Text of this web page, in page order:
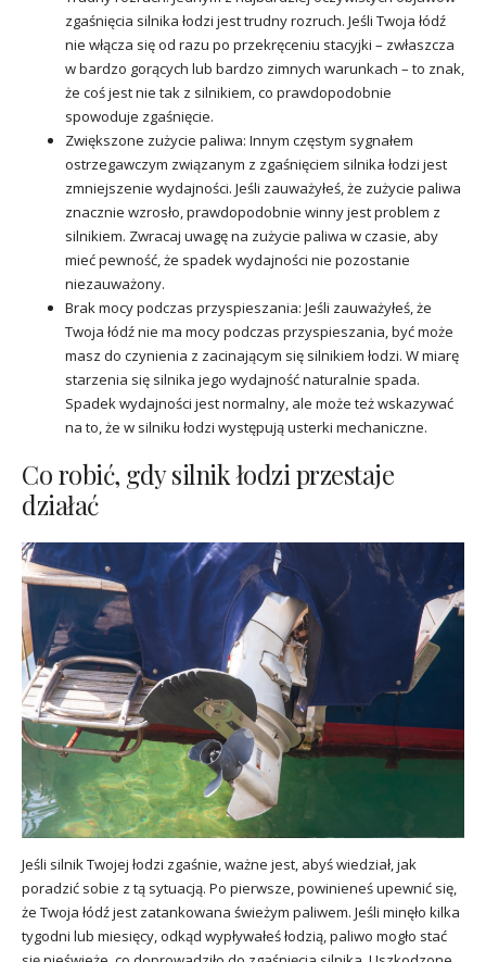
zgaśnięcia silnika łodzi jest trudny rozruch. Jeśli Twoja łódź
nie włącza się od razu po przekręceniu stacyjki – zwłaszcza
w bardzo gorących lub bardzo zimnych warunkach – to znak,
że coś jest nie tak z silnikiem, co prawdopodobnie
spowoduje zgaśnięcie.
Zwiększone zużycie paliwa: Innym częstym sygnałem
ostrzegawczym związanym z zgaśnięciem silnika łodzi jest
zmniejszenie wydajności. Jeśli zauważyłeś, że zużycie paliwa
znacznie wzrosło, prawdopodobnie winny jest problem z
silnikiem. Zwracaj uwagę na zużycie paliwa w czasie, aby
mieć pewność, że spadek wydajności nie pozostanie
niezauważony.
Brak mocy podczas przyspieszania: Jeśli zauważyłeś, że
Twoja łódź nie ma mocy podczas przyspieszania, być może
masz do czynienia z zacinającym się silnikiem łodzi. W miarę
starzenia się silnika jego wydajność naturalnie spada.
Spadek wydajności jest normalny, ale może też wskazywać
na to, że w silniku łodzi występują usterki mechaniczne.
Co robić, gdy silnik łodzi przestaje
działać
Jeśli silnik Twojej łodzi zgaśnie, ważne jest, abyś wiedział, jak
poradzić sobie z tą sytuacją. Po pierwsze, powinieneś upewnić się,
że Twoja łódź jest zatankowana świeżym paliwem. Jeśli minęło kilka
tygodni lub miesięcy, odkąd wypływałeś łodzią, paliwo mogło stać